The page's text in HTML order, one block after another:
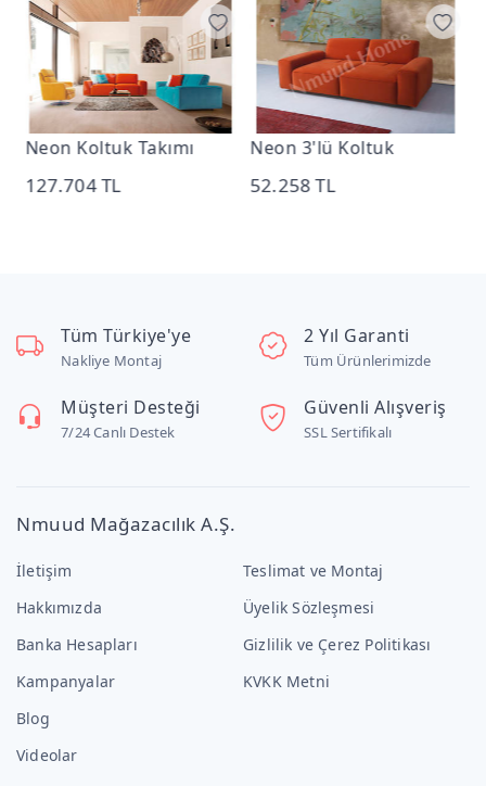
Neon Koltuk Takımı
127.704 TL
Neon 3'lü Koltuk
52.258 TL
Tüm Türkiye'ye
Nakliye Montaj
2 Yıl Garanti
Tüm Ürünlerimizde
Müşteri Desteği
7/24 Canlı Destek
Güvenli Alışveriş
SSL Sertifikalı
Nmuud Mağazacılık A.Ş.
İletişim
Hakkımızda
Banka Hesapları
Kampanyalar
Blog
Videolar
Teslimat ve Montaj
Üyelik Sözleşmesi
Gizlilik ve Çerez Politikası
KVKK Metni